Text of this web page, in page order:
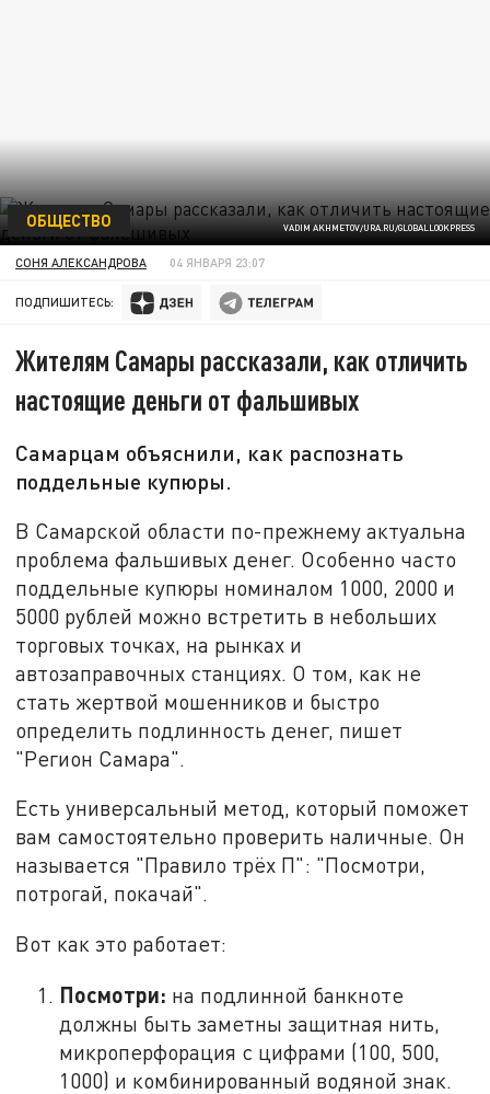
VADIM AKHMETOV/URA.RU/GLOBALLOOKPRESS
ОБЩЕСТВО
СОНЯ АЛЕКСАНДРОВА 04 ЯНВАРЯ 23:07
ПОДПИШИТЕСЬ:
Жителям Самары рассказали, как отличить
настоящие деньги от фальшивых
Самарцам объяснили, как распознать
поддельные купюры.
В Самарской области по-прежнему актуальна
проблема фальшивых денег. Особенно часто
поддельные купюры номиналом 1000, 2000 и
5000 рублей можно встретить в небольших
торговых точках, на рынках и
автозаправочных станциях. О том, как не
стать жертвой мошенников и быстро
определить подлинность денег, пишет
"Регион Самара".
Есть универсальный метод, который поможет
вам самостоятельно проверить наличные. Он
называется "Правило трёх П": "Посмотри,
потрогай, покачай".
Вот как это работает:
Посмотри: на подлинной банкноте
должны быть заметны защитная нить,
микроперфорация с цифрами (100, 500,
1000) и комбинированный водяной знак.